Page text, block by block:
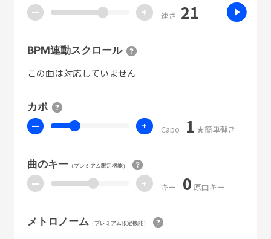
ー + 速さ 21
BPM連動スクロール
この曲は対応していません
カポ
ー + Capo 1 ★簡単弾き
曲のキー（プレミアム限定機能）
ー + キー 0 原曲キー
メトロノーム （プレミアム限定機能）